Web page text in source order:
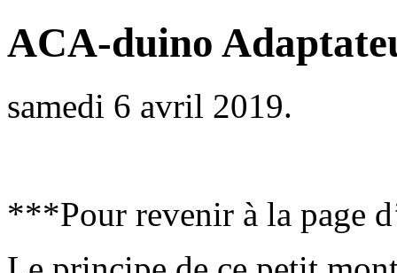
ACA-duino
samedi 6 avril 2019.
***Pour revenir à la page